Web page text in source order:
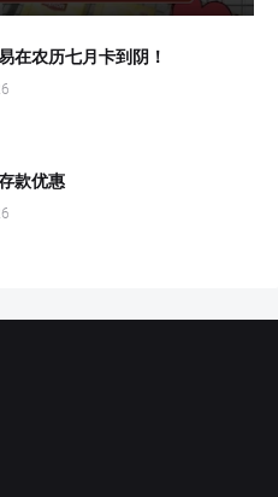
在农历七月卡到阴！
款优惠